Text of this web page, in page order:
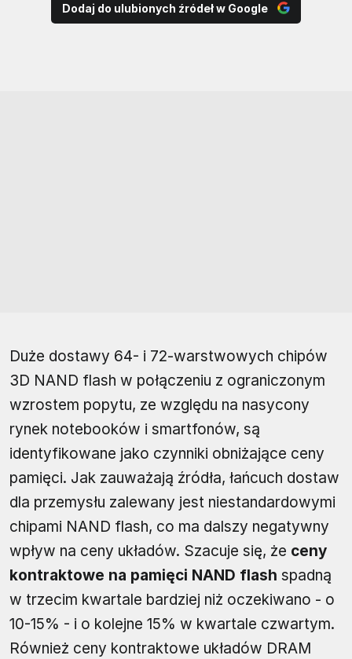
Dodaj do ulubionych źródeł w Google
Duże dostawy 64- i 72-warstwowych chipów
3D NAND flash w połączeniu z ograniczonym
wzrostem popytu, ze względu na nasycony
rynek notebooków i smartfonów, są
identyfikowane jako czynniki obniżające ceny
pamięci. Jak zauważają źródła, łańcuch dostaw
dla przemysłu zalewany jest niestandardowymi
chipami NAND flash, co ma dalszy negatywny
wpływ na ceny układów. Szacuje się, że ceny
kontraktowe na pamięci NAND flash spadną
w trzecim kwartale bardziej niż oczekiwano - o
10-15% - i o kolejne 15% w kwartale czwartym.
Również ceny kontraktowe układów DRAM